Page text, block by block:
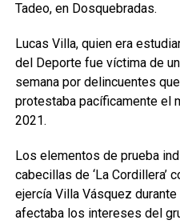
Tadeo, en Dosquebradas.
Lucas Villa, quien era
del Deporte fue víctima de
semana por delincuentes
protestaba pacíficamente el
2021.
Los elementos de prueba
cabecillas de ‘La Cordillera’
ejercía Villa Vásquez
afectaba los intereses del